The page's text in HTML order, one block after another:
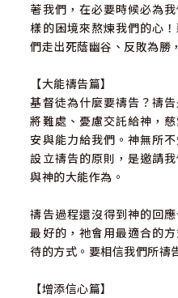
著我們，在必要時候必為
樣的困境來熬煉我們的心
們走出死蔭幽谷、反敗為勝
【大能禱告篇】
基督徒為什麼要禱告？禱
將難處、憂慮交託給神，
安與能力給我們。神無所
設立禱告的原則，是邀請
與神的大能作為。
禱告過程還沒得到神的回
最好的，祂會用最適合的
待的方式。要相信我們所禱
【增添信心篇】